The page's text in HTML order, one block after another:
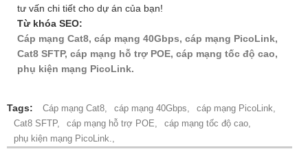
tư vấn chi tiết cho dự án của bạn!
Từ khóa SEO:
Cáp mạng Cat8, cáp mạng 40Gbps, cáp mạng PicoLink,
Cat8 SFTP, cáp mạng hỗ trợ POE, cáp mạng tốc độ cao,
phụ kiện mạng PicoLink.
Tags: Cáp mạng Cat8, cáp mạng 40Gbps,
cáp mạng PicoLink,
Cat8 SFTP,
cáp mạng hỗ trợ POE,
cáp mạng tốc độ cao,
phụ kiện mạng PicoLink.,